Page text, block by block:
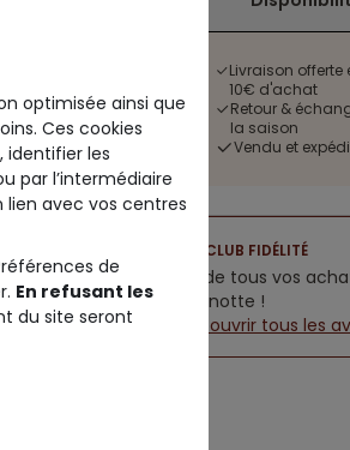
Livraison
10€ d'achat
Retour &
la saison
Vendu et
CLUB FIDÉLITÉ
5% de tous vos
cagnotte !
Découvrir tous les
optimisée ainsi que
Ces cookies
identifier les
par l’intermédiaire
avec vos centres
de
En refusant les
du site seront